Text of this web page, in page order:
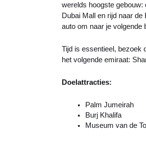
werelds hoogste gebouw:
Dubai Mall en rijd naar
auto om naar je volgende
Tijd is essentieel, bezoek
het volgende emiraat:
Doelattracties:
Palm Jumeirah
Burj Khalifa
Museum van de